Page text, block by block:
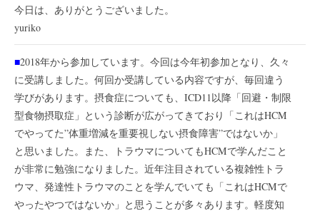
今日は、ありがとうございました。
yuriko
■2018年から参加しています。今回は今年初参加となり、久々
に受講しました。何回か受講している内容ですが、毎回違う
学びがあります。摂食症についても、ICD11以降「回避・制限
型食物摂取症」という診断が広がってきており「これはHCM
でやってた”体重増減を重要視しない摂食障害”ではないか」
と思いました。また、トラウマについてもHCMで学んだこと
が非常に勉強になりました。近年注目されている複雑性トラ
ウマ、発達性トラウマのことを学んでいても「これはHCMで
やったやつではないか」と思うことが多々あります。軽度知